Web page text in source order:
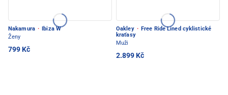
Nakamura ·
Ibiza W
Ženy
799 Kč
Oakley · Free Ride Lined cyklistické
kraťasy
Muži
2.899 Kč